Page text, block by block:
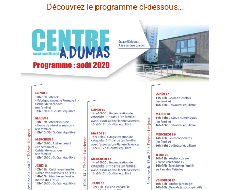
Découvrez le programme ci-dessous…